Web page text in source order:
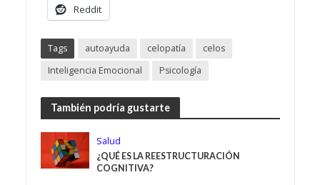
Reddit
Tags autoayuda celopatía
celos
Inteligencia Emocional
Psicología
También podría gustarte
Salud
¿QUÉ ES LA REESTRUCTURACIÓN
COGNITIVA?